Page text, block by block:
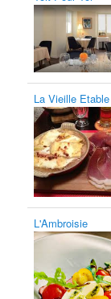
La Vieille Etable
L'Ambroisie